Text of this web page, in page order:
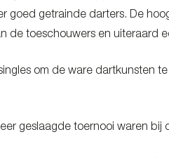
goed getrainde darters. De
de toeschouwers en uiteraard
om de ware dartkunsten
geslaagde toernooi waren